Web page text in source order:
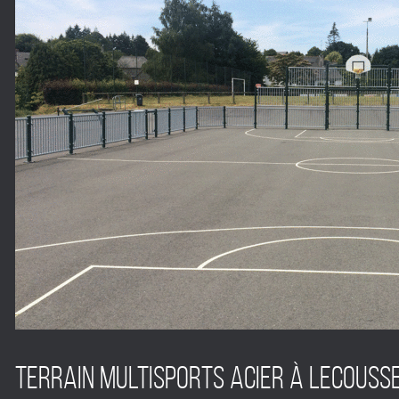
Terrain multisports acier à